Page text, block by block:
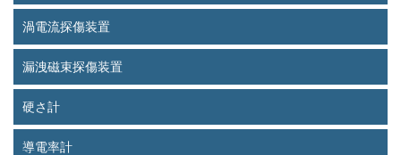
渦電流探傷装置
漏洩磁束探傷装置
硬さ計
導電率計